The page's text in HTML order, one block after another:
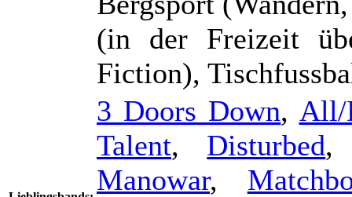
(in der Freizeit
Fiction),
3 Doors Down, All/
Talent, Disturbed
Manowar,